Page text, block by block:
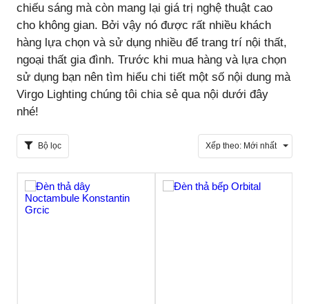
chiếu sáng mà còn mang lại giá trị nghệ thuật cao
cho không gian. Bởi vậy nó được rất nhiều khách
hàng lựa chọn và sử dụng nhiều để trang trí nội thất,
ngoại thất gia đình. Trước khi mua hàng và lựa chọn
sử dụng bạn nên tìm hiểu chi tiết một số nội dung mà
Virgo Lighting chúng tôi chia sẻ qua nội dưới đây
nhé!
Bộ lọc Xếp theo: Mới nhất